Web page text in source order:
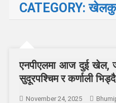
CATEGORY:
एनपीएलमा आज दुई खेल,
सुदूरपश्चिम र कर्णाली भिड्दै
November 24, 2025